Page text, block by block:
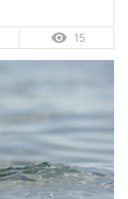
 15